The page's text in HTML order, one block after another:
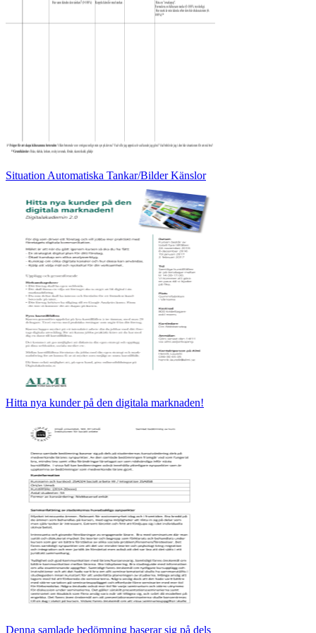
Situation Automatiska Tankar/Bilder Känslor
Hitta nya kunder på den digitala marknaden!
Denna samlade bedömning baserar sig på dels